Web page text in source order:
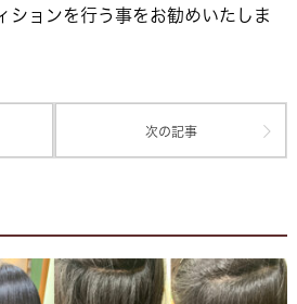
ションを行う事をお勧めいたしま
次の記事